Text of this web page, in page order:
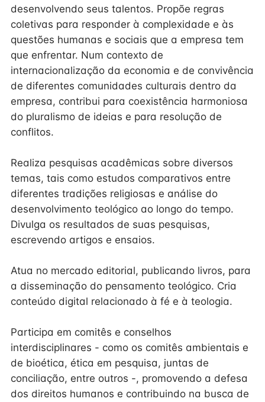
desenvolvendo seus talentos. Propõe regras
coletivas para responder à complexidade e às
questões humanas e sociais que a empresa tem
que enfrentar. Num contexto de
internacionalização da economia e de convivência
de diferentes comunidades culturais dentro da
empresa, contribui para coexistência harmoniosa
do pluralismo de ideias e para resolução de
conflitos.
Realiza pesquisas acadêmicas sobre diversos
temas, tais como estudos comparativos entre
diferentes tradições religiosas e análise do
desenvolvimento teológico ao longo do tempo.
Divulga os resultados de suas pesquisas,
escrevendo artigos e ensaios.
Atua no mercado editorial, publicando livros, para
a disseminação do pensamento teológico. Cria
conteúdo digital relacionado à fé e à teologia.
Participa em comitês e conselhos
interdisciplinares - como os comitês ambientais e
de bioética, ética em pesquisa, juntas de
conciliação, entre outros -, promovendo a defesa
dos direitos humanos e contribuindo na busca de